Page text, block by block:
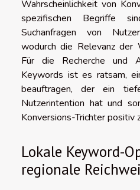
Wahrscheinlichkeit von
spezifischen Begriffe
Suchanfragen von
wodurch die Relevanz der
Für die Recherche und
Keywords ist es ratsam,
beauftragen, der ein
Nutzerintention hat und
Konversions-Trichter positiv
Lokale Keyword-
regionale